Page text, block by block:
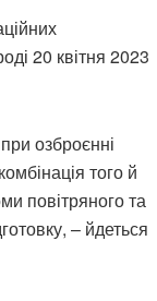
20 квітня 2023
озброєнні
того й
повітряного та
– йдеться